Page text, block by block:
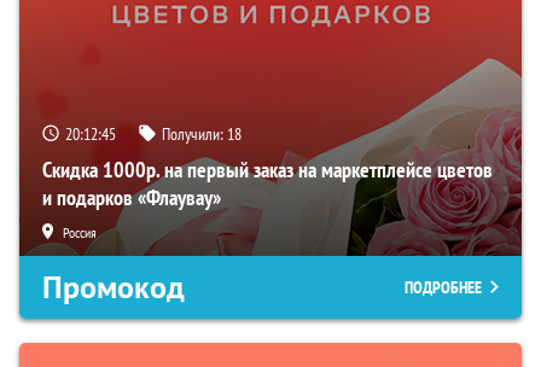
20:12:44 Получили: 18
Скидка 1000р. на первый заказ на маркетплейсе цветов
и подарков «Флаувау»
Россия
Промокод ПОДРОБНЕЕ